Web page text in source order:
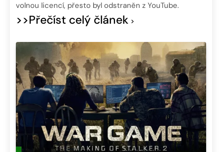
volnou licencí, přesto byl odstraněn z YouTube.
>>Přečíst celý článek